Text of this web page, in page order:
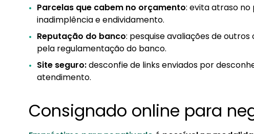
Parcelas que cabem no orçamento: evita atraso
inadimplência e endividamento.
Reputação do banco: pesquise avaliações de
pela regulamentação do banco.
Site seguro:desconfie de links enviados por
atendimento.
Consignado online para